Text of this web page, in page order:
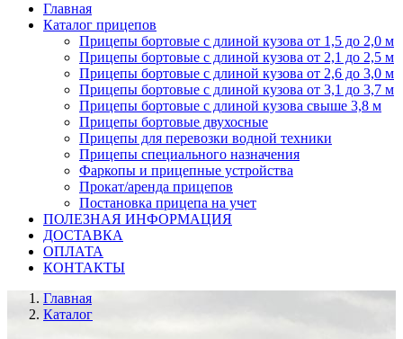
Главная
Каталог прицепов
Прицепы бортовые с длиной кузова от 1,5 до 2,0 м
Прицепы бортовые с длиной кузова от 2,1 до 2,5 м
Прицепы бортовые с длиной кузова от 2,6 до 3,0 м
Прицепы бортовые с длиной кузова от 3,1 до 3,7 м
Прицепы бортовые с длиной кузова свыше 3,8 м
Прицепы бортовые двухосные
Прицепы для перевозки водной техники
Прицепы специального назначения
Фаркопы и прицепные устройства
Прокат/аренда прицепов
Постановка прицепа на учет
ПОЛЕЗНАЯ ИНФОРМАЦИЯ
ДОСТАВКА
ОПЛАТА
КОНТАКТЫ
Главная
Каталог